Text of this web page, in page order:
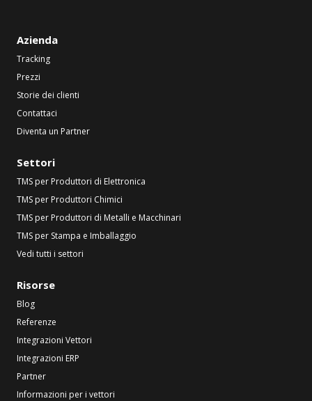
Azienda
Tracking
Prezzi
Storie dei clienti
Contattaci
Diventa un Partner
Settori
TMS per Produttori di Elettronica
TMS per Produttori Chimici
TMS per Produttori di Metalli e Macchinari
TMS per Stampa e Imballaggio
Vedi tutti i settori
Risorse
Blog
Referenze
Integrazioni Vettori
Integrazioni ERP
Partner
Informazioni per i vettori